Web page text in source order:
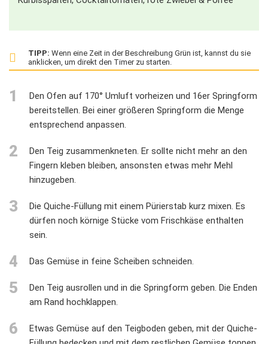
TIPP: Wenn eine Zeit in der Beschreibung Grün ist, kannst du sie
anklicken, um direkt den Timer zu starten.
1
Den Ofen auf 170° Umluft vorheizen und 16er Springform
bereitstellen. Bei einer größeren Springform die Menge
entsprechend anpassen.
2
Den Teig zusammenkneten. Er sollte nicht mehr an den
Fingern kleben bleiben, ansonsten etwas mehr Mehl
hinzugeben.
3
Die Quiche-Füllung mit einem Pürierstab kurz mixen. Es
dürfen noch körnige Stücke vom Frischkäse enthalten
sein.
4 Das Gemüse in feine Scheiben schneiden.
5
Den Teig ausrollen und in die Springform geben. Die Enden
am Rand hochklappen.
6
Etwas Gemüse auf den Teigboden geben, mit der Quiche-